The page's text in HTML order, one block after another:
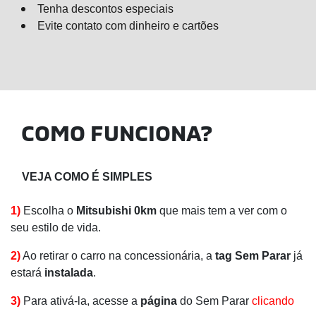
Tenha descontos especiais
Evite contato com dinheiro e cartões
COMO FUNCIONA?
VEJA COMO É SIMPLES
1) Escolha o Mitsubishi 0kmque mais tem a ver com o
seu estilo de vida.
2)Ao retirar o carro na concessionária, atag Sem Parar já
estará instalada.
3) Para ativá-la, acesse a páginado Sem Pararclicando